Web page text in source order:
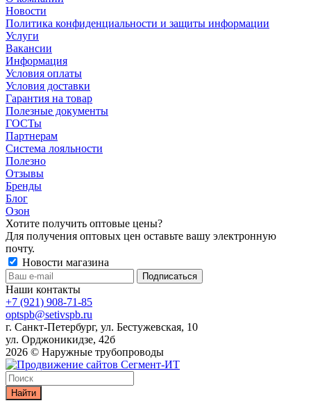
Новости
Политика конфиденциальности и защиты информации
Услуги
Вакансии
Информация
Условия оплаты
Условия доставки
Гарантия на товар
Полезные документы
ГОСТы
Партнерам
Система лояльности
Полезно
Отзывы
Бренды
Блог
Озон
Хотите получить оптовые цены?
Для получения оптовых цен оставьте вашу электронную
почту.
Новости магазина
Наши контакты
+7 (921) 908-71-85
optspb@setivspb.ru
г. Санкт-Петербург, ул. Бестужевская, 10
ул. Орджоникидзе, 42б
2026 © Наружные трубопроводы
Найти